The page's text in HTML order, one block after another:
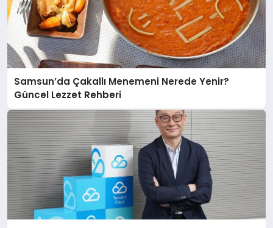
Samsun’da Çakallı Menemeni Nerede Yenir?
Güncel Lezzet Rehberi